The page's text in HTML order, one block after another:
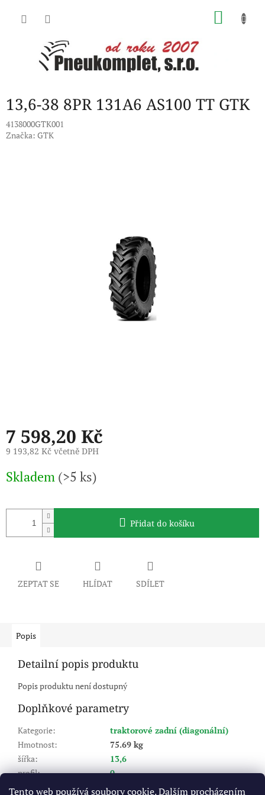
Tento web používá soubory cookie. Dalším procházením
13,6-38 8PR 131A6 AS100 TT GTK
4138000GTK001
Značka: GTK
7 598,20 Kč
9 193,82 Kč včetně DPH
cena:
Skladem (>5 ks)
Přidat do košíku
ZEPTAT SE HLÍDAT SDÍLET
Popis
Detailní popis produktu
Popis produktu není dostupný
Doplňkové parametry
Kategorie:
traktorové zadní (diagonální)
Hmotnost:
75.69 kg
šířka:
13,6
profil:
0
ráfek